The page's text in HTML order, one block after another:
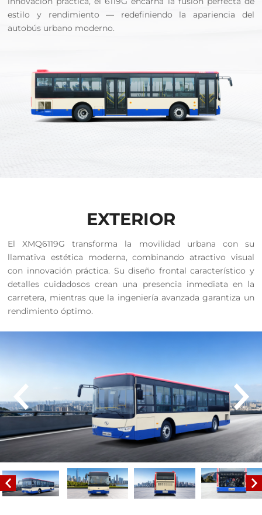
estilo y rendimiento — redefiniendo la apariencia del
autobús urbano moderno.
EXTERIOR
El XMQ6119G transforma la movilidad urbana con su
llamativa estética moderna, combinando atractivo visual
con innovación práctica. Su diseño frontal característico y
detalles cuidadosos crean una presencia inmediata en la
carretera, mientras que la ingeniería avanzada garantiza un
rendimiento óptimo.